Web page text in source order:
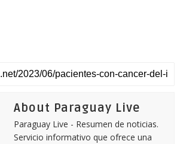
About Paraguay Live
Paraguay Live - Resumen de noticias.
Servicio informativo que ofrece una